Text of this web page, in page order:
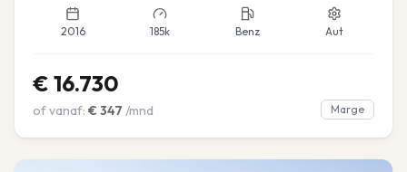
2016 185k Benz Aut
€ 16.730
of vanaf: € 347 /mnd Marge